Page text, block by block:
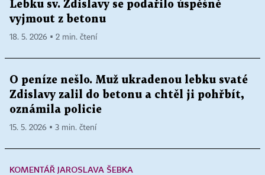
Lebku sv. Zdislavy se podařilo úspěšně
vyjmout z betonu
18. 5. 2026 ▪ 2 min. čtení
O peníze nešlo. Muž ukradenou lebku svaté
Zdislavy zalil do betonu a chtěl ji pohřbít,
oznámila policie
15. 5. 2026 ▪ 3 min. čtení
KOMENTÁŘ JAROSLAVA ŠEBKA